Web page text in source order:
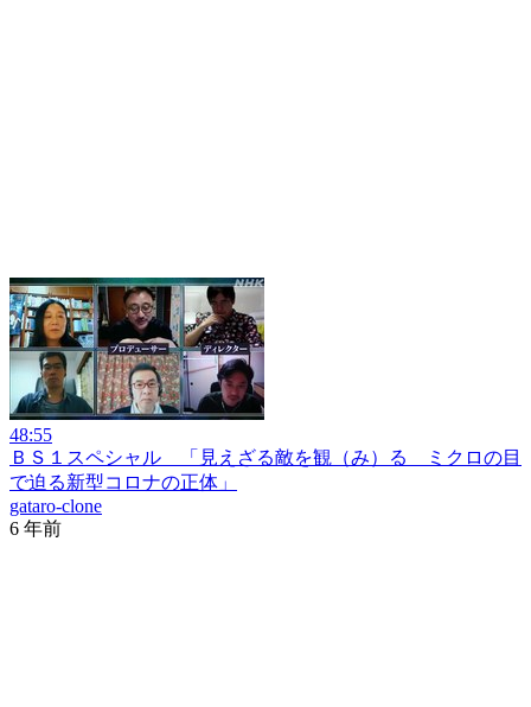
48:55
ＢＳ１スペシャル 「見えざる敵を観（み）る ミクロの目
で迫る新型コロナの正体」
gataro-clone
6 年前